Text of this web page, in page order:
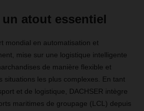
atout essentiel
mondial en automatisation et
mise sur une logistique intelligente
de manière flexible et
situations les plus complexes. En tant
et de logistique, DACHSER intègre
maritimes de groupage (LCL) depuis